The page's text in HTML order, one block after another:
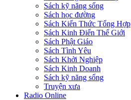
Sách kỹ năng sống
Sách học đường
Sách Kiến Thức Tổng Hợp
Sách Kinh Điển Thế Giới
Sách Phật Giáo
Sách Tình Yêu
Sách Khởi Nghiệp
Sách Kinh Doanh
Sách kỹ năng sống
Truyện xưa
Radio Online